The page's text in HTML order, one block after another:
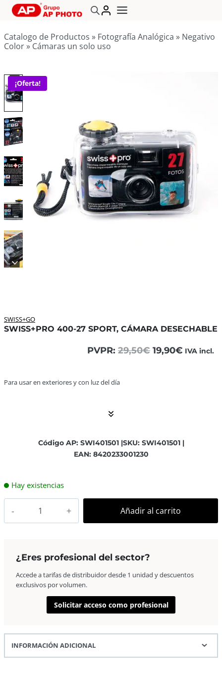
Saltar
Catalogo de Productos » Fotografía Analógica » Negativo
Color» Cámaras un solo uso
¡Oferta!
SWISS+GO
SWISS+PRO 400-27 SPORT, CÁMARA DESECHABLE
PVPR: 29,50€ El
19,90€ El
IVA incl.
Para usar en exteriores y con luz del día ... El contenido
Para usar en exteriores y con luz del día
Código AP: SWI401501 |SKU: SWI401501 |
EAN: 8420233001230
Hay existencias
Cámara
desechable
cantidad
Añadir al carrito
¿Eres profesional del sector?
Accede a tarifas de distribuidor desde 1 unidad y descuentos
exclusivos por volumen.
Solicitar acceso como profesional
INFORMACIÓN ADICIONAL